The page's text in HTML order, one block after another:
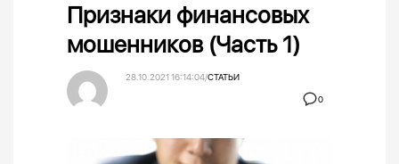
Признаки финансовых
мошенников (Часть 1)
0
28.10.2021 16:14:04/СТАТЬИ